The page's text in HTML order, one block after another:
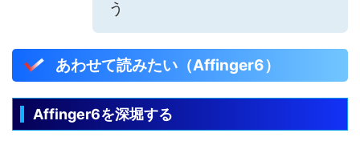
う
あわせて読みたい（Affinger6）
Affinger6を深堀する